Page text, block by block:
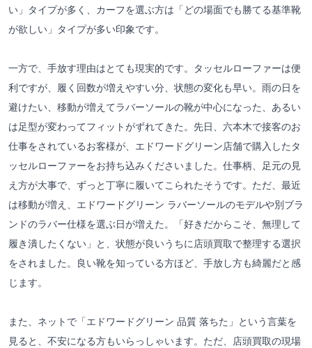
い」タイプが多く、カーフを選ぶ方は「どの場面でも勝てる基準靴
が欲しい」タイプが多い印象です。
一方で、手放す理由はとても現実的です。タッセルローファーは便
利ですが、履く回数が増えやすい分、状態の変化も早い。雨の日を
避けたい、移動が増えてラバーソールの靴が中心になった、あるい
は足型が変わってフィットがずれてきた。先日、六本木で接客のお
仕事をされているお客様が、エドワードグリーン店舗で購入したタ
ッセルローファーをお持ち込みくださいました。仕事柄、足元の見
え方が大事で、ずっと丁寧に履いてこられたそうです。ただ、最近
は移動が増え、エドワードグリーン ラバーソールのモデルや別ブラ
ンドのラバー仕様を選ぶ日が増えた。「好きだからこそ、無理して
履き潰したくない」と、状態が良いうちに店頭買取で整理する選択
をされました。良い靴を知っている方ほど、手放し方も綺麗だと感
じます。
また、ネットで「エドワードグリーン 品質 落ちた」という言葉を
見ると、不安になる方もいらっしゃいます。ただ、店頭買取の現場